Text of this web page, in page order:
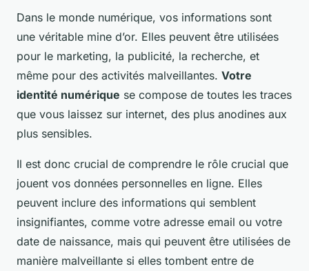
Dans le monde numérique, vos informations sont
une véritable mine d’or. Elles peuvent être utilisées
pour le marketing, la publicité, la recherche, et
même pour des activités malveillantes. Votre
identité numérique se compose de toutes les traces
que vous laissez sur internet, des plus anodines aux
plus sensibles.
Il est donc crucial de comprendre le rôle crucial que
jouent vos données personnelles en ligne. Elles
peuvent inclure des informations qui semblent
insignifiantes, comme votre adresse email ou votre
date de naissance, mais qui peuvent être utilisées de
manière malveillante si elles tombent entre de